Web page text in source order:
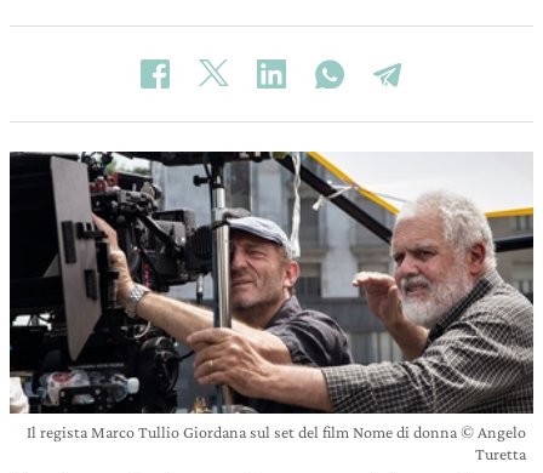
Il regista Marco Tullio Giordana sul set del film Nome di donna © Angelo
Turetta